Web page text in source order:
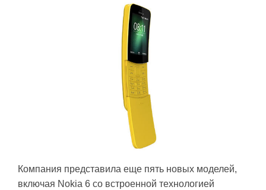
Компания представила еще пять новых моделей,
включая Nokia 6 со встроенной технологией